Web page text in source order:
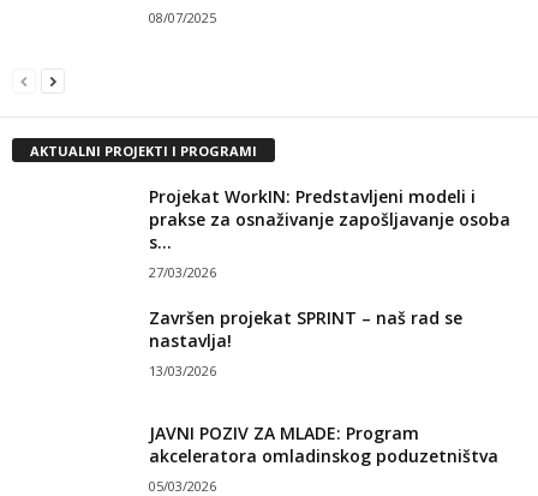
08/07/2025
AKTUALNI PROJEKTI I PROGRAMI
Projekat WorkIN: Predstavljeni modeli i
prakse za osnaživanje zapošljavanje osoba
s...
27/03/2026
Završen projekat SPRINT – naš rad se
nastavlja!
13/03/2026
JAVNI POZIV ZA MLADE: Program
akceleratora omladinskog poduzetništva
05/03/2026